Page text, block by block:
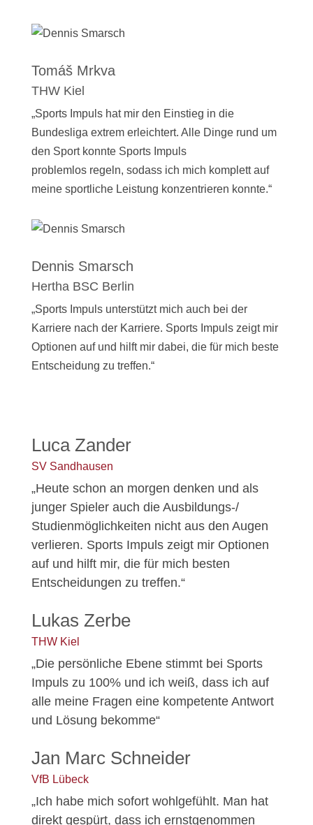
Tomáš Mrkva
THW Kiel
„Sports Impuls hat mir den Einstieg in die
Bundesliga extrem erleichtert. Alle Dinge rund um
den Sport konnte Sports Impuls
problemlos regeln, sodass ich mich komplett auf
meine sportliche Leistung konzentrieren konnte.“
Dennis Smarsch
Hertha BSC Berlin
„Sports Impuls unterstützt mich auch bei der
Karriere nach der Karriere. Sports Impuls zeigt mir
Optionen auf und hilft mir dabei, die für mich beste
Entscheidung zu treffen.“
Luca Zander
SV Sandhausen
„Heute schon an morgen denken und als
junger Spieler auch die Ausbildungs-/
Studienmöglichkeiten nicht aus den Augen
verlieren. Sports Impuls zeigt mir Optionen
auf und hilft mir, die für mich besten
Entscheidungen zu treffen.“
Lukas Zerbe
THW Kiel
„Die persönliche Ebene stimmt bei Sports
Impuls zu 100% und ich weiß, dass ich auf
alle meine Fragen eine kompetente Antwort
und Lösung bekomme“
Jan Marc Schneider
VfB Lübeck
„Ich habe mich sofort wohlgefühlt. Man hat
direkt gespürt, dass ich ernstgenommen